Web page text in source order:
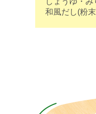
和風だし(粉